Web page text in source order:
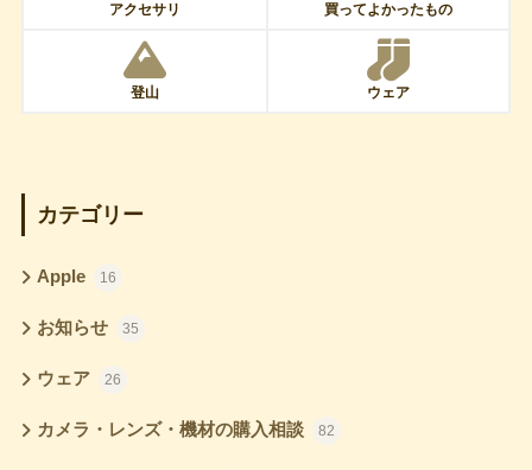
アクセサリ 買ってよかったもの
登山 ウェア
カテゴリー
Apple 16
お知らせ 35
ウェア 26
カメラ・レンズ・機材の購入相談 82